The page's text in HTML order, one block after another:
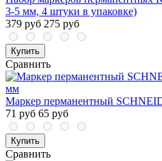
3-5 мм, 4 штуки в упаковке)
379 руб 275 руб
Купить
Сравнить
Маркер перманентный
71 руб 65 руб
Купить
Сравнить